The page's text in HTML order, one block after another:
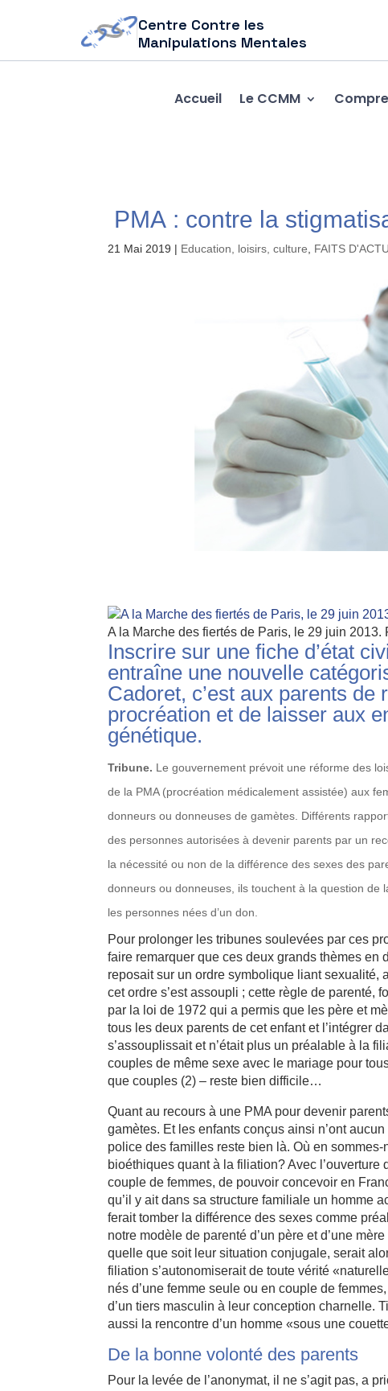
Centre Contre les
Manipulations Mentales
Accueil Le CCMM
PMA : contre la
21 Mai 2019 | Education, loisirs, culture FAITS
A la Marche des fiertés de Paris, le 29 juin 2013.
Inscrire sur une fiche d’état
entraîne une nouvelle
Cadoret, c’est aux parents
procréation et de laisser aux
génétique.
Tribune. Le gouvernement prévoit une réforme des
de la PMA (procréation médicalement assistée) aux
donneurs ou donneuses de gamètes. Différents
des personnes autorisées à devenir parents par un
la nécessité ou non de la différence des sexes des
donneurs ou donneuses, ils touchent à la question de
les personnes nées d’un don.
Pour prolonger les tribunes soulevées par ces
faire remarquer que ces deux grands thèmes en
reposait sur un ordre symbolique liant
cet ordre s’est assoupli ; cette règle de parenté,
par la loi de 1972 qui a permis que les père et
tous les deux parents de cet enfant et l’intégrer
s’assouplissait et n’était plus un préalable à la
couples de même sexe avec le mariage pour
que couples (2) – reste bien difficile…
Quant au recours à une PMA pour devenir
gamètes. Et les enfants conçus ainsi n’ont
police des familles reste bien là. Où en
bioéthiques quant à la filiation? Avec
couple de femmes, de pouvoir concevoir en
qu’il y ait dans sa structure familiale un homme
ferait tomber la différence des sexes comme
notre modèle de parenté d’un père et d’une
quelle que soit leur situation conjugale, serait
filiation s’autonomiserait de toute vérité
nés d’une femme seule ou en couple de
d’un tiers masculin à leur conception charnelle.
aussi la rencontre d’un homme «sous une
De la bonne volonté des parents
Pour la levée de l’anonymat, il ne s’agit pas, a